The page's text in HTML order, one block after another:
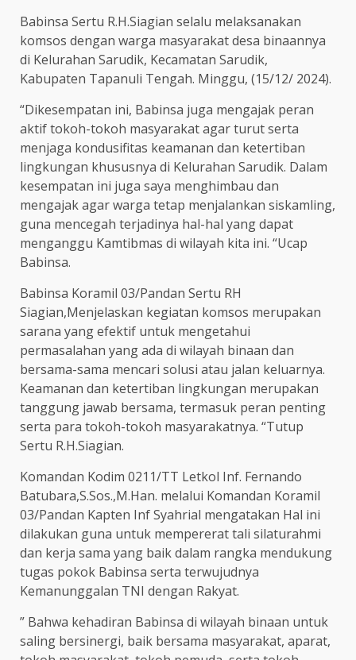
Babinsa Sertu R.H.Siagian selalu melaksanakan
komsos dengan warga masyarakat desa binaannya
di Kelurahan Sarudik, Kecamatan Sarudik,
Kabupaten Tapanuli Tengah. Minggu, (15/12/ 2024).
“Dikesempatan ini, Babinsa juga mengajak peran
aktif tokoh-tokoh masyarakat agar turut serta
menjaga kondusifitas keamanan dan ketertiban
lingkungan khususnya di Kelurahan Sarudik. Dalam
kesempatan ini juga saya menghimbau dan
mengajak agar warga tetap menjalankan siskamling,
guna mencegah terjadinya hal-hal yang dapat
menganggu Kamtibmas di wilayah kita ini. “Ucap
Babinsa.
Babinsa Koramil 03/Pandan Sertu RH
Siagian,Menjelaskan kegiatan komsos merupakan
sarana yang efektif untuk mengetahui
permasalahan yang ada di wilayah binaan dan
bersama-sama mencari solusi atau jalan keluarnya.
Keamanan dan ketertiban lingkungan merupakan
tanggung jawab bersama, termasuk peran penting
serta para tokoh-tokoh masyarakatnya. “Tutup
Sertu R.H.Siagian.
Komandan Kodim 0211/TT Letkol Inf. Fernando
Batubara,S.Sos.,M.Han. melalui Komandan Koramil
03/Pandan Kapten Inf Syahrial mengatakan Hal ini
dilakukan guna untuk mempererat tali silaturahmi
dan kerja sama yang baik dalam rangka mendukung
tugas pokok Babinsa serta terwujudnya
Kemanunggalan TNI dengan Rakyat.
” Bahwa kehadiran Babinsa di wilayah binaan untuk
saling bersinergi, baik bersama masyarakat, aparat,